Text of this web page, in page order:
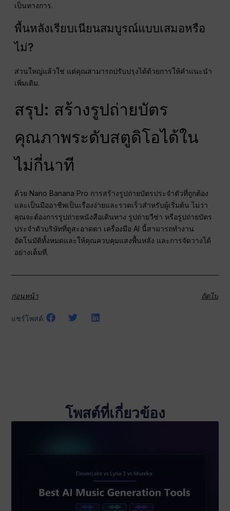
เป็นทางการ.
พื้นหลังเรียบเนียนสมบูรณ์แบบเสมอหรือ
ไม่?
ส่วนใหญ่แล้วใช่ แต่คุณสามารถปรับปรุงได้ด้วยการให้คำแนะนำ
เพิ่มเติม.
สรุป: สร้างรูปถ่ายบัตร
คุณภาพระดับสตูดิโอได้ใน
ไม่กี่นาที
ด้วย Nano Banana Pro การสร้างรูปถ่ายบัตรประจำตัวที่ถูกต้อง
และเป็นมืออาชีพเป็นเรื่องง่ายและรวดเร็วสำหรับผู้เริ่มต้น ไม่ว่า
คุณจะต้องการรูปถ่ายหนังสือเดินทาง รูปถ่ายวีซ่า หรือรูปถ่ายบัตร
ประจำตัวบริษัทที่ดูสะอาดตา เครื่องมือ AI นี้สามารถทำงาน
อัตโนมัติทั้งหมดและให้คุณควบคุมแสงพื้นหลัง และการจัดวางได้
อย่างเต็มที่.
ก่อนหน้า ถัดไป
แชร์โพสต์:
โพสต์ที่เกี่ยวข้อง